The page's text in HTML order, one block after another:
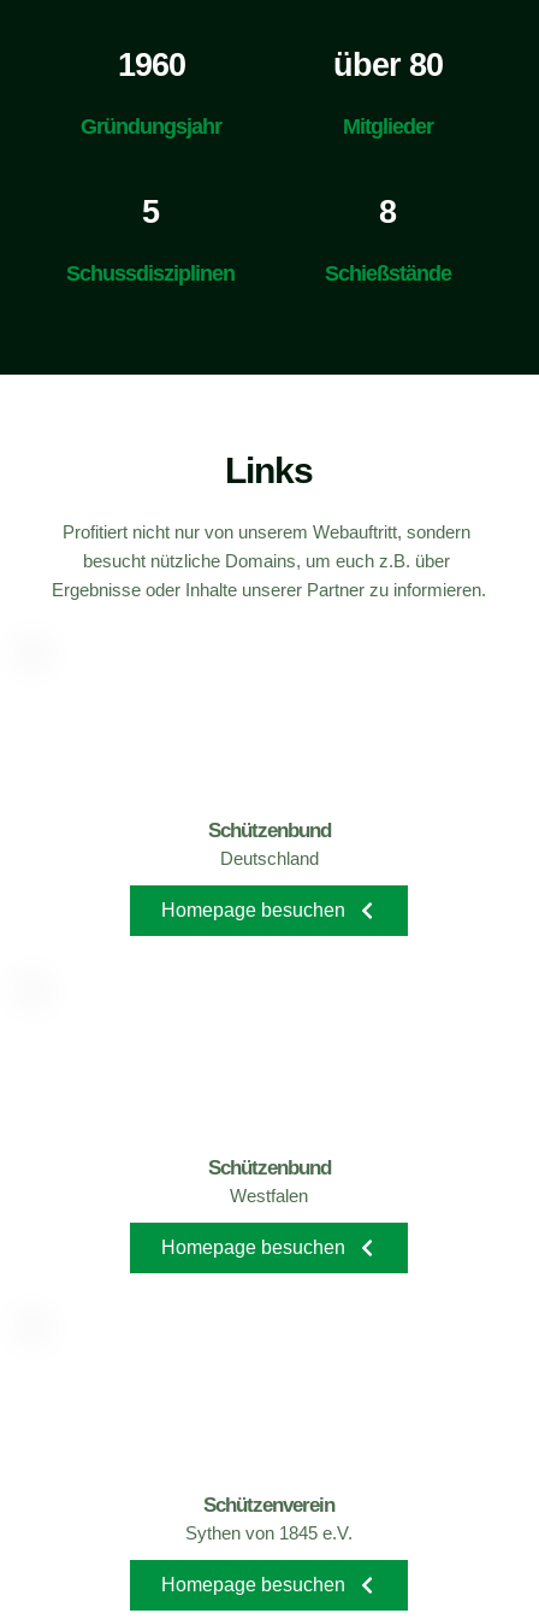
1960
Gründungsjahr
über 80
Mitglieder
5
Schussdisziplinen
8
Schießstände
Links
Profitiert nicht nur von unserem Webauftritt, sondern
besucht nützliche Domains, um euch z.B. über
Ergebnisse oder Inhalte unserer Partner zu informieren.
Schützenbund
Deutschland
Homepage besuchen
Schützenbund
Westfalen
Homepage besuchen
Schützenverein
Sythen von 1845 e.V.
Homepage besuchen